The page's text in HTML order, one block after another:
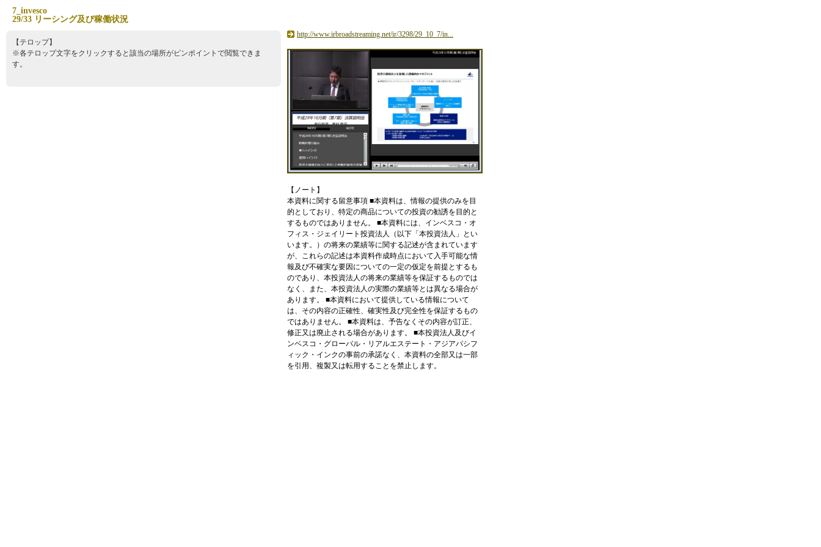
7 invesco
29/33 リ ーシング及び稼働状況
【テロップ】
※各テロップ文字をクリックすると該当の場所がピンポイントで閲覧できま
す。
http://www.irbroadstreaming.net/ir/3298/29_10_7/in...
【ノート】
本資料に関する留意事項 ■本資料は、情報の提供のみを目
的 と してお り 、 特定の商品についての投資の勧誘を目的 と
する ものではあ り ま せん。 ■本資料には、 イ ンベスコ ・ オ
フ ィ ス ・ ジ ェイ リ ー ト 投資法人 （ 以下 「本投資法人 」 と い
いま す。 ） の将来の業績等に関する記述が含ま れていま す
が、 これらの記述は本資料作成時点において 入手可能な情
報及び不確実な要因についての一定の仮定を前提 とする も
のであ り 、 本投資法人の将来の業績等を保証する ものでは
な く 、 ま た、 本投資法人の実際の業績等とは異なる場合が
あ り ま す。 ■本資料において提供している情報について
は、 その内容の正確性、 確実性及び完全性を保証する もの
ではあ り ま せん。 ■本資料は、 予告な く その内容が訂正、
修正又は廃止される場合があ り ま す。 ■本投資法人 及びイ
ンベスコ ・ グロ ーバル ・ リ アルエステー ト ・ アジアパシフ
ィ ッ ク ・ イ ンクの事前の承諾な く 、 本資料の全部又は一部
を引 用、 複製又は転用するこ と を禁止 し ま す。